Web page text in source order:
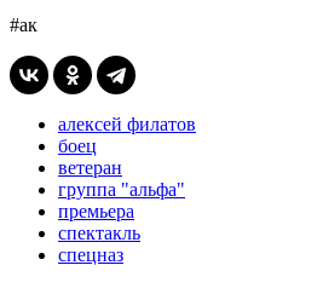
#ак
алексей филатов
боец
ветеран
группа "альфа"
премьера
спектакль
спецназ